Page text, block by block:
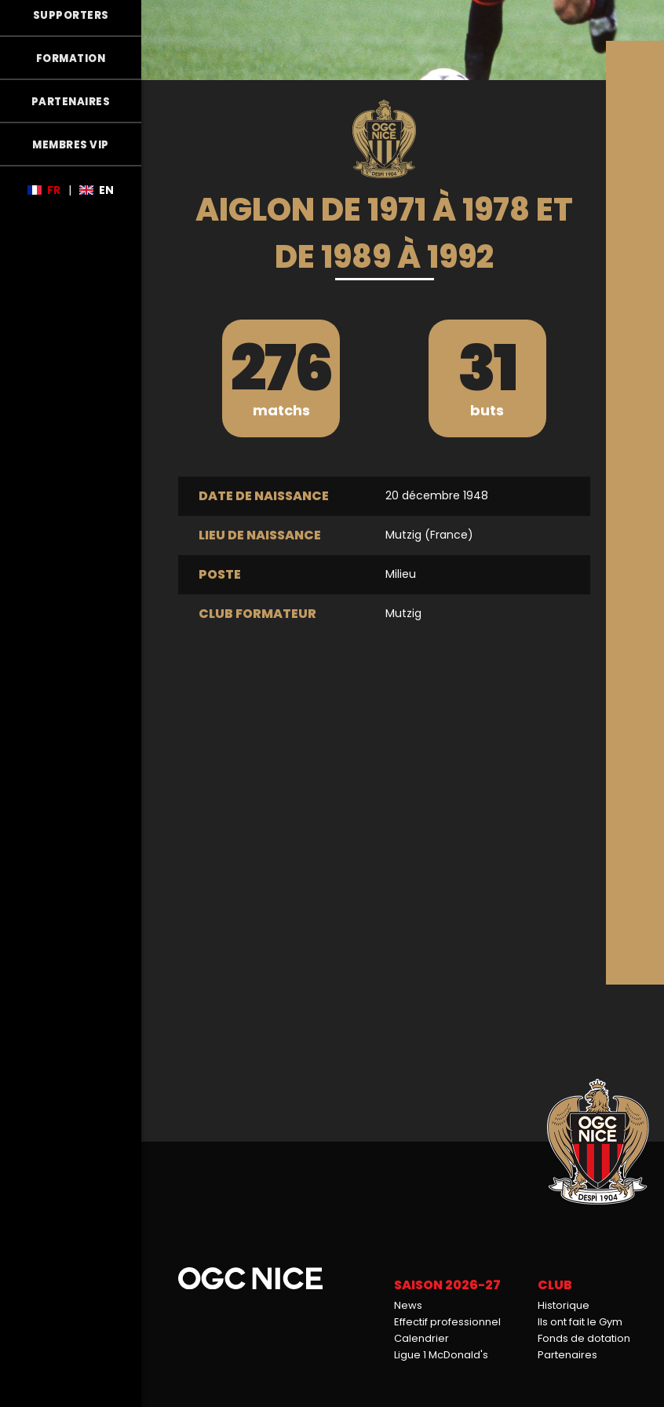
SUPPORTERS
FORMATION
PARTENAIRES
MEMBRES VIP
FR | EN
AIGLON DE 1971 À 1978 ET
DE 1989 À 1992
276
matchs 31
buts
DATE DE NAISSANCE 20 décembre 1948
LIEU DE NAISSANCE Mutzig (France)
POSTE Milieu
CLUB FORMATEUR Mutzig
SAISON 2026-27
News
Effectif professionnel
Calendrier
Ligue 1 McDonald's
CLUB
Historique
Ils ont fait le Gym
Fonds de dotation
Partenaires